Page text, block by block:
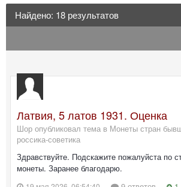
Найдено: 18 результатов
Латвия, 5 латов 1931. Оценка
Шор опубликовал тема в Монеты стран
россика-советика
Здравствуйте. Подскажите пожалуйста по
монеты. Заранее благодарю.